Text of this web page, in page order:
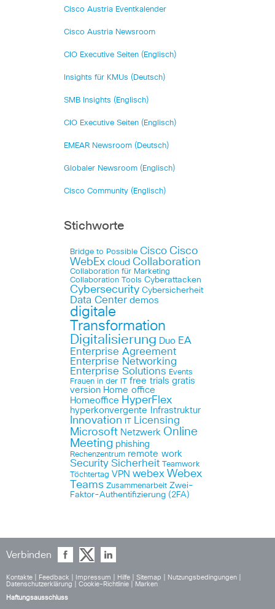
Cisco Austria Eventkalender
Cisco Austria Newsroom
CIO Executive Seiten (Englisch)
Insights für KMUs (Deutsch)
SMB Insights (Englisch)
CIO Executive Seiten (Englisch)
EMEAR Newsroom (Deutsch)
Globaler Newsroom (Englisch)
Cisco Community (Englisch)
Stichworte
Bridge to Possible Cisco Cisco
WebEx cloud Collaboration
Collaboration für Marketing
Collaboration Tools Cyberattacken
Cybersecurity Cybersicherheit
Data Center demos
digitale
Transformation
Digitalisierung Duo EA
Enterprise Agreement
Enterprise Networking
Enterprise Solutions Events
Frauen in der IT
free trials gratis
version Home office
Homeoffice HyperFlex
hyperkonvergente Infrastruktur
Innovation Licensing
Microsoft Netzwerk Online
Meeting phishing
Rechenzentrum remote work
Security Sicherheit
Teamwork
Töchtertag VPN webex Webex
Teams Zusammenarbeit Zwei-
Faktor-Authentifizierung (2FA)
Verbinden
Kontakte Feedback Impressum Hilfe Sitemap Nutzungsbedingungen
Datenschutzerklärung
Cookie-Richtlinie
Marken
Haftungsausschluss